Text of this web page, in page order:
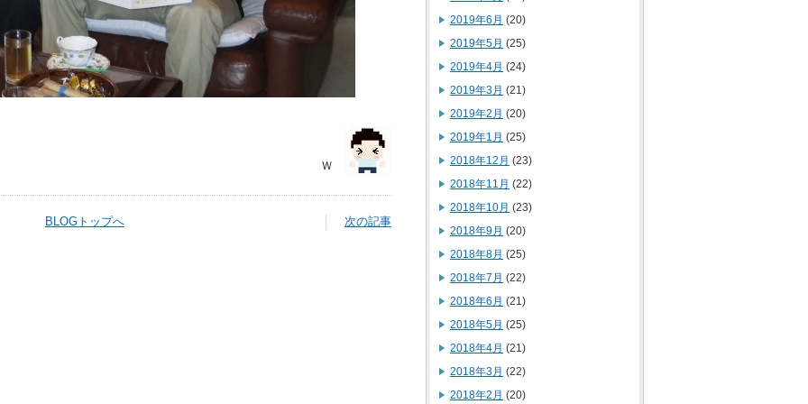
Ｗ
BLOGトップへ 次の記事
2019年6月 (20)
2019年5月 (25)
2019年4月 (24)
2019年3月 (21)
2019年2月 (20)
2019年1月 (25)
2018年12月 (23)
2018年11月 (22)
2018年10月 (23)
2018年9月 (20)
2018年8月 (25)
2018年7月 (22)
2018年6月 (21)
2018年5月 (25)
2018年4月 (21)
2018年3月 (22)
2018年2月 (20)